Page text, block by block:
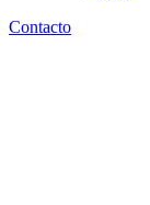
Contacto